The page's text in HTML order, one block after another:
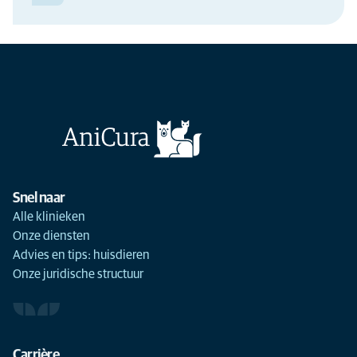
tussen 8u-20u bij ons terecht. Spoedgevallen tussen 20u-8u
worden doorverwezen naar de AniCura Spoedkliniek in Berchem.
Snel naar
Alle klinieken
Onze diensten
Advies en tips: huisdieren
Onze juridische structuur